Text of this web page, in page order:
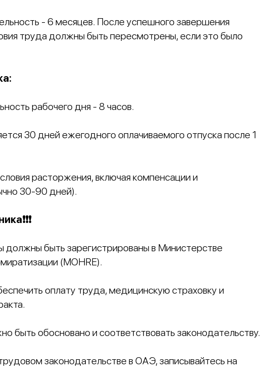
- 6 месяцев. После успешного завершения
труда должны быть пересмотрены, если это было
рабочего дня - 8 часов.
30 дней ежегодного оплачиваемого отпуска после 1
расторжения, включая компенсации и
30-90 дней).
должны быть зарегистрированы в Министерстве
(MOHRE).
оплату труда, медицинскую страховку и
быть обосновано и соответствовать законодательству.
законодательстве в ОАЭ, записывайтесь на